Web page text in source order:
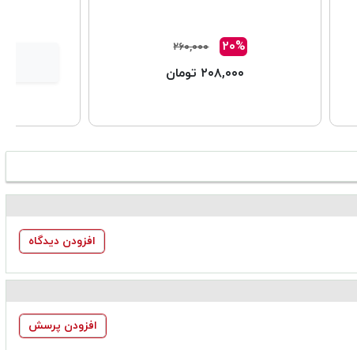
۲۰% ۲۶۰,۰۰۰
۲۰۸,۰۰۰ تومان
افزودن دیدگاه
افزودن پرسش